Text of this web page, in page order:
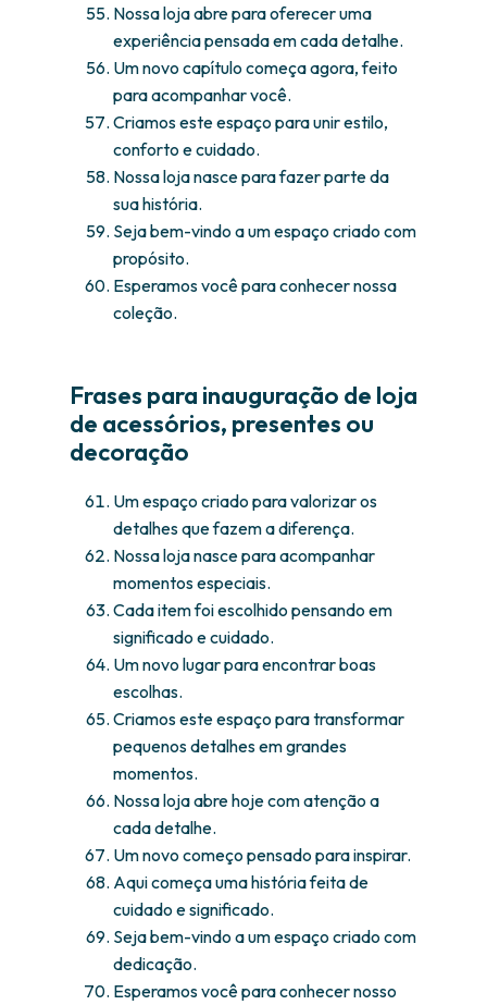
Nossa loja abre para oferecer uma
experiência pensada em cada detalhe.
Um novo capítulo começa agora, feito
para acompanhar você.
Criamos este espaço para unir estilo,
conforto e cuidado.
Nossa loja nasce para fazer parte da
sua história.
Seja bem-vindo a um espaço criado com
propósito.
Esperamos você para conhecer nossa
coleção.
Frases para inauguração de loja
de acessórios, presentes ou
decoração
Um espaço criado para valorizar os
detalhes que fazem a diferença.
Nossa loja nasce para acompanhar
momentos especiais.
Cada item foi escolhido pensando em
significado e cuidado.
Um novo lugar para encontrar boas
escolhas.
Criamos este espaço para transformar
pequenos detalhes em grandes
momentos.
Nossa loja abre hoje com atenção a
cada detalhe.
Um novo começo pensado para inspirar.
Aqui começa uma história feita de
cuidado e significado.
Seja bem-vindo a um espaço criado com
dedicação.
Esperamos você para conhecer nosso